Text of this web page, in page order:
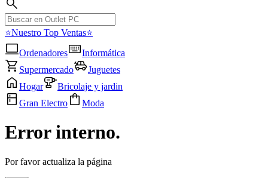
⭐Nuestro Top Ventas⭐
Ordenadores
Informática
Supermercado
Juguetes
Hogar
Bricolaje y jardin
Gran Electro
Moda
Error interno.
Por favor actualiza la página